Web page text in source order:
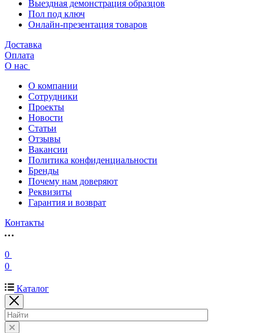
Выездная демонстрация образцов
Пол под ключ
Онлайн-презентация товаров
Доставка
Оплата
О нас
О компании
Сотрудники
Проекты
Новости
Статьи
Отзывы
Вакансии
Политика конфиденциальности
Бренды
Почему нам доверяют
Реквизиты
Гарантия и возврат
Контакты
0
0
Каталог